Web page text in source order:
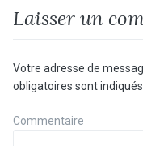
Laisser un
Votre adresse de
obligatoires sont
Commentaire